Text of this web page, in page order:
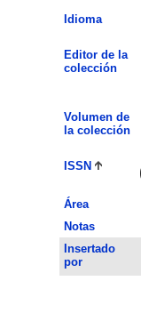
Idioma
Editor de la
colección
Volumen de
la colección
ISSN
Área
Notas
Insertado
por